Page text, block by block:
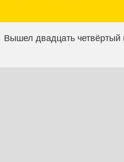
Вышел двадцать четвёртый